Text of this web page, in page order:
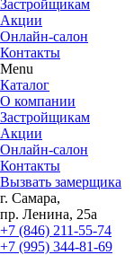
Застройщикам
Акции
Онлайн-салон
Контакты
Menu
Каталог
О компании
Застройщикам
Акции
Онлайн-салон
Контакты
Вызвать замерщика
г. Самара,
пр. Ленина, 25а
+7 (846) 211-55-74
+7 (995) 344-81-69